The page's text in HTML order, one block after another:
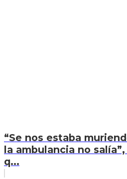
“Se nos estaba
la ambulancia no
q...